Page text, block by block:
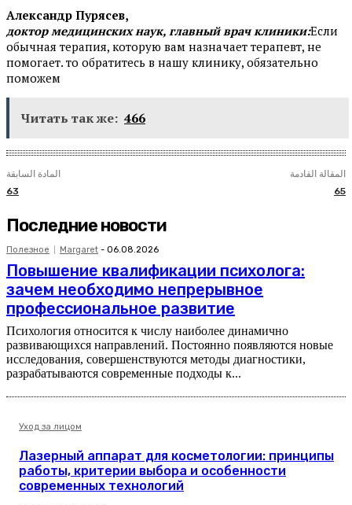
Александр Пурясев,
доктор медицинских наук, главный врач клиники:Если
обычная терапия, которую вам назначает терапевт, не
помогает. то обратитесь в нашу клинику, обязательно
поможем
Читать так же: 466
المادة السابقة
63
المقالة القادمة
65
Последние новости
Полезное Margaret - 06.08.2026
Повышение квалификации психолога:
зачем необходимо непрерывное
профессиональное развитие
Психология относится к числу наиболее динамично
развивающихся направлений. Постоянно появляются новые
исследования, совершенствуются методы диагностики,
разрабатываются современные подходы к...
Уход за лицом
Лазерный аппарат для косметологии: принципы
работы, критерии выбора и особенности
современных технологий